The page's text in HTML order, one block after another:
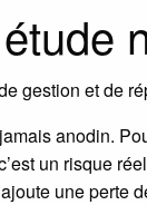
gestion et de
anodin.
un risque
une perte